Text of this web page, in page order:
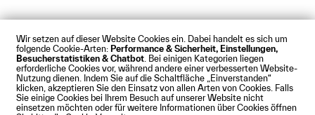
Wir setzen auf dieser Website Cookies ein. Dabei handelt es sich um
folgende Cookie-Arten: Performance & Sicherheit, Einstellungen,
Besucherstatistiken & Chatbot . Bei einigen Kategorien liegen
erforderliche Cookies vor, während andere einer verbesserten Website-
Nutzung dienen. Indem Sie auf die Schaltfläche „Einverstanden“
klicken, akzeptieren Sie den Einsatz von allen Arten von Cookies. Falls
Sie einige Cookies bei Ihrem Besuch auf unserer Website nicht
einsetzen möchten oder für weitere Informationen über Cookies öffnen
Impressum Datenschutz Cookies
Barrierefreiheit
Kontakt Presse Anfahrt Intranet Webmail
© Technische Hochschule Augsburg